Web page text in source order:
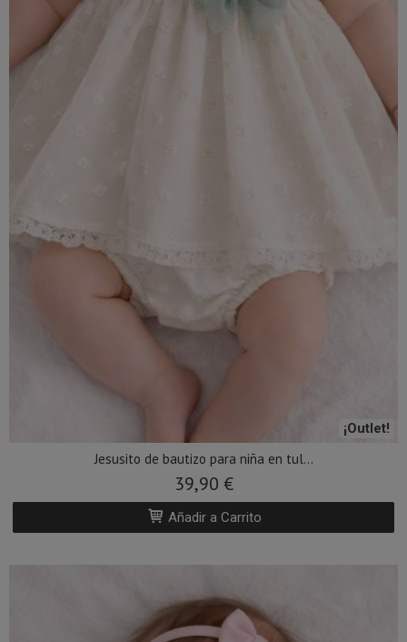
¡Outlet!
Jesusito de bautizo para niña en tul...
39,90 €
Añadir a Carrito